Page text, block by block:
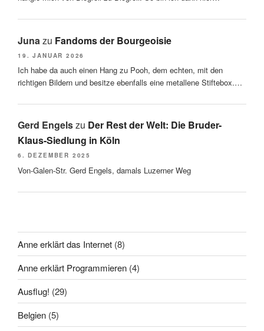
Junazu Fandoms der Bourgeoisie
19. JANUAR 2026
Ich habe da auch einen Hang zu Pooh, dem echten, mit den
richtigen Bildern und besitze ebenfalls eine metallene Stiftebox.…
Gerd Engelszu Der Rest der Welt: Die Bruder-
Klaus-Siedlung in Köln
6. DEZEMBER 2025
Von-Galen-Str. Gerd Engels, damals Luzerner Weg
Anne erklärt das Internet (8)
Anne erklärt Programmieren (4)
Ausflug! (29)
Belgien (5)